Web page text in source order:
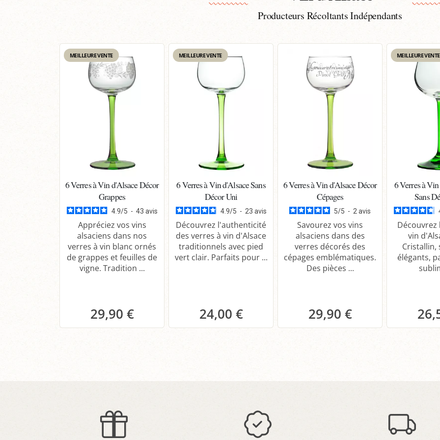
Producteurs Récoltants Indépendants
MEILLEURE VENTE
6 Verres à Vin d'Alsace Décor
Grappes
4.9/5 - 43 avis
Appréciez vos vins
alsaciens dans nos
verres à vin blanc ornés
de grappes et feuilles de
vigne. Tradition ...
29,90 €
MEILLEURE VENTE
6 Verres à Vin d'Alsace Sans
Décor Uni
4.9/5 - 23 avis
Découvrez l'authenticité
des verres à vin d'Alsace
traditionnels avec pied
vert clair. Parfaits pour ...
24,00 €
6 Verres à Vin d'Alsace Décor
Cépages
5/5 - 2 avis
Savourez vos vins
alsaciens dans des
verres décorés des
cépages emblématiques.
Des pièces ...
29,90 €
MEILLEURE VENTE
6 Verres à
Sans
Découvrez
vin
Cristallin,
élégants,